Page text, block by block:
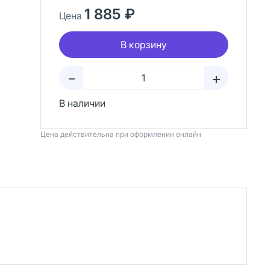
Цена 1 885 ₽
В корзину
– +
В наличии
Цена действительна при оформлении онлайн